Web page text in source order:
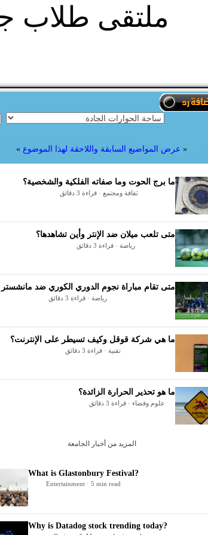
ملتقى طلاب
« عرض المواضيع السابقة واللاحقة لهذا الموضوع »
ما برج الحوت وما صفاته الفلكية والشخصية؟
ثقافة ومجتمع · قراءة 3 دقائق
متى تلعب ميلان ضد الإنتر وأين تشاهدها؟
رياضة · قراءة 3 دقائق
متى تقام مباراة نجوم الدوري الكوري ضد
رياضة · قراءة 3 دقائق
ما هي شركة قوقل وكيف تسيطر على الإنترنت؟
تقنية · قراءة 3 دقائق
ما هو تحذير الحرارة الزائدة؟
علوم وفضاء · قراءة 3 دقائق
المزيد من أخبار الجامعة
What is Glastonbury Festival?
Entertainment · 5 min read
Why is Datadog stock trending today?